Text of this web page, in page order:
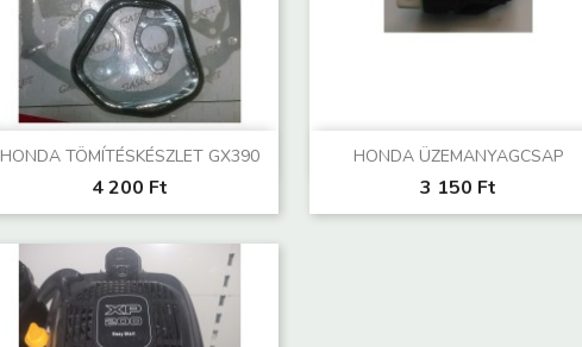
HONDA TÖMÍTÉSKÉSZLET GX390
4 200 Ft
Előnézet HONDA ÜZEMANYAGCSAP
3 150 Ft
Előnézet